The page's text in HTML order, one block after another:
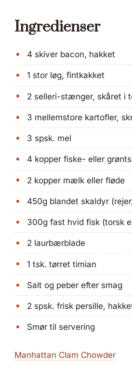
Ingredienser
4 skiver bacon, hakket
1 stor løg, fintkakket
2 selleri-stænger, skåret i
3 mellemstore kartofler,
3 spsk. mel
4 kopper fiske- eller
2 kopper mælk eller fløde
450g blandet skaldyr
300g fast hvid fisk (torsk
2 laurbærblade
1 tsk. tørret timian
Salt og peber efter smag
2 spsk. frisk persille,
Smør til servering
Manhattan Clam Chowder